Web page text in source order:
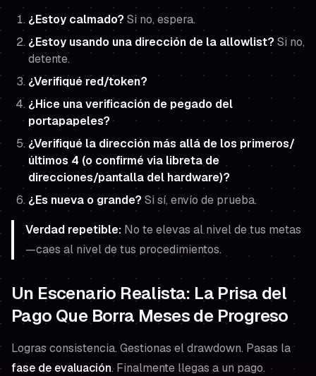
¿Estoy calmado? Si no, espera.
¿Estoy usando una dirección de la allowlist? Si no,
detente.
¿Verifiqué red/token?
¿Hice una verificación de pegado del
portapapeles?
¿Verifiqué la dirección más allá de los primeros/
últimos 4 (o confirmé via libreta de
direcciones/pantalla del hardware)?
¿Es nueva o grande? Si sí, envío de prueba.
Verdad repetible: No te elevas al nivel de tus metas
—caes al nivel de tus procedimientos.
Un Escenario Realista: La Prisa del
Pago Que Borra Meses de Progreso
Logras consistencia. Gestionas el drawdown. Pasas la
fase de evaluación. Finalmente llegas a un pago.